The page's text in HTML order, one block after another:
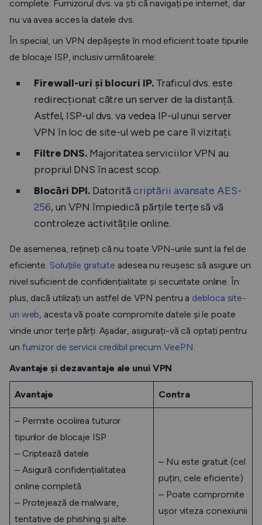
complete. Furnizorul dvs. va ști că navigați pe internet, dar
nu va avea acces la datele dvs.
În special, un VPN depășește în mod eficient toate tipurile
de blocaje ISP, inclusiv următoarele:
Firewall-uri și blocuri IP.Traficul dvs. este
redirecționat către un server de la distanță.
Astfel, ISP-ul dvs. va vedea IP-ul unui server
VPN în loc de site-ul web pe care îl vizitați.
Filtre DNS. Majoritatea serviciilor VPN au
propriul DNS în acest scop.
Blocări DPI. Datorită criptării avansate AES-
256, un VPN împiedică părțile terțe să vă
controleze activitățile online.
De asemenea, rețineți că nu toate VPN-urile sunt la fel de
eficiente. Soluțiile gratuite adesea nu reușesc să asigure un
nivel suficient de confidențialitate și securitate online. În
plus, dacă utilizați un astfel de VPN pentru a debloca site-
uri web, acesta vă poate compromite datele și le poate
vinde unor terțe părți. Așadar, asigurați-vă că optați pentru
un furnizor de servicii credibil precum VeePN.
Avantaje și dezavantaje ale unui VPN
Avantaje Contra
– Permite ocolirea tuturor
tipurilor de blocaje ISP
– Criptează datele
– Asigură confidențialitatea
online completă
– Protejează de malware,
tentative de phishing și alte
– Nu este gratuit (cel
puțin, cele eficiente)
– Poate compromite
ușor viteza conexiunii